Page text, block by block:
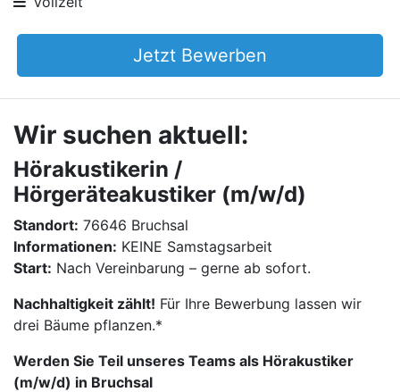
Jetzt Bewerben
Wir suchen aktuell:
Hörakustikerin /
Hörgeräteakustiker (m/w/d)
Standort: 76646 Bruchsal
Informationen: KEINE Samstagsarbeit
Start: Nach Vereinbarung – gerne ab sofort.
Nachhaltigkeit zählt! Für Ihre Bewerbung lassen wir
drei Bäume pflanzen.*
Werden Sie Teil unseres Teams als Hörakustiker
(m/w/d) in Bruchsal